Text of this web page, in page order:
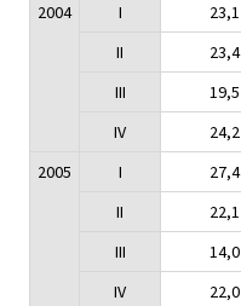
2004
I 23,1
II
23,4
III
19,5
IV
24,2
2005
I 27,4
II
22,1
III
14,0
IV
22,0